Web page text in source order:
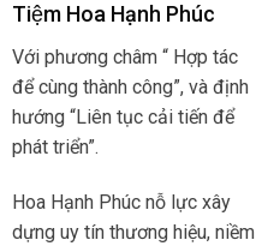
Tiệm Hoa Hạnh Phúc
Với phương châm “ Hợp tác
để cùng thành công”, và định
hướng “Liên tục cải tiến để
phát triển”.
Hoa Hạnh Phúc nỗ lực xây
dựng uy tín thương hiệu, niềm